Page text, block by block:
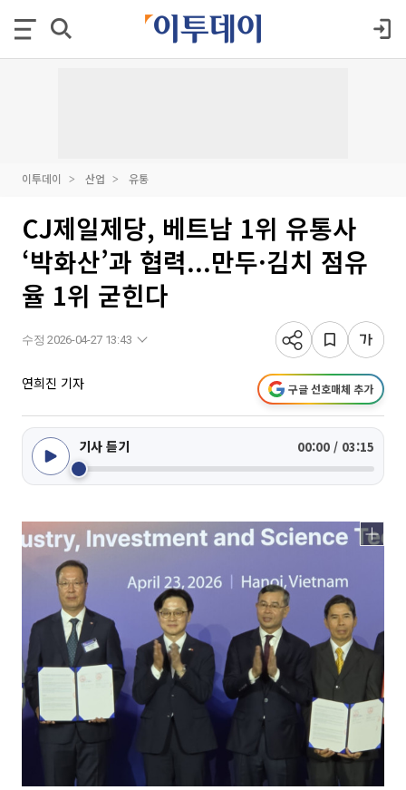
이투데이 산업 유통
CJ제일제당, 베트남 1위 유통사
‘박화산’과 협력...만두·김치 점유
율 1위 굳힌다
수정 2026-04-27 13:43
연희진 기자 구글 선호매체 추가
기사 듣기 00:00 / 03:15